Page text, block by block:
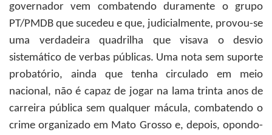
governador vem combatendo duramente o grupo
PT/PMDB que sucedeu e que, judicialmente, provou-se
uma verdadeira quadrilha que visava o desvio
sistemático de verbas públicas. Uma nota sem suporte
probatório, ainda que tenha circulado em meio
nacional, não é capaz de jogar na lama trinta anos de
carreira pública sem qualquer mácula, combatendo o
crime organizado em Mato Grosso e, depois, opondo-